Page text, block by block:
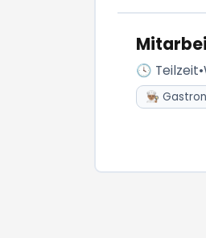
🕓 Teilzeit•
👨🏽‍🍳